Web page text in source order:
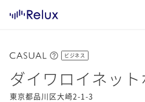
ビジネス
ダイワロイネッ
東京都品川区大崎2-1-3